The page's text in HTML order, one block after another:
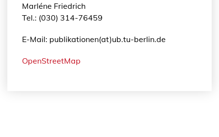
Marléne Friedrich
Tel.: (030) 314-76459
E-Mail: publikationen(at)ub.tu-berlin.de
OpenStreetMap